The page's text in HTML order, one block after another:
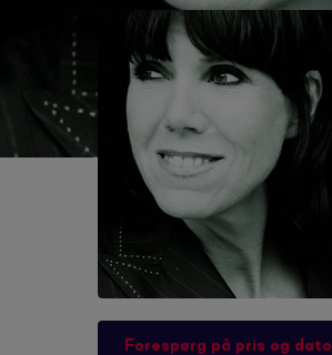
Forespørg på pris og dato